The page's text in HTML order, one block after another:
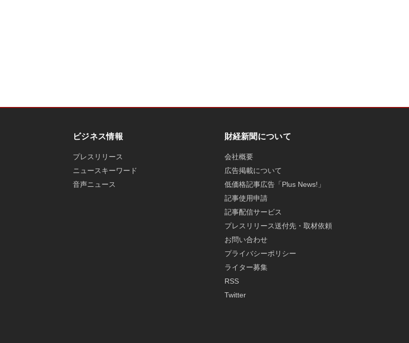
ビジネス情報
プレスリリース
ニュースキーワード
音声ニュース
財経新聞について
会社概要
広告掲載について
低価格記事広告「Plus News!」
記事使用申請
記事配信サービス
プレスリリース送付先・取材依頼
お問い合わせ
プライバシーポリシー
ライター募集
RSS
Twitter